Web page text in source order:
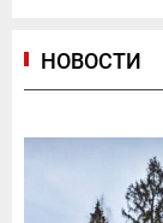
НОВОСТИ